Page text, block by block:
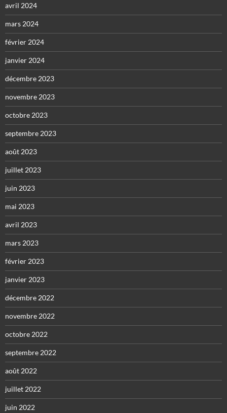
avril 2024
mars 2024
février 2024
janvier 2024
décembre 2023
novembre 2023
octobre 2023
septembre 2023
août 2023
juillet 2023
juin 2023
mai 2023
avril 2023
mars 2023
février 2023
janvier 2023
décembre 2022
novembre 2022
octobre 2022
septembre 2022
août 2022
juillet 2022
juin 2022